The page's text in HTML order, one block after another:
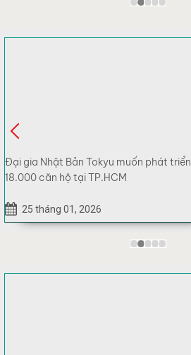
Becamex Tokyu sắp ra mắt căn hộ dành
cho người trẻ ở phía Bắc TP.HCM
03 tháng 05, 2026